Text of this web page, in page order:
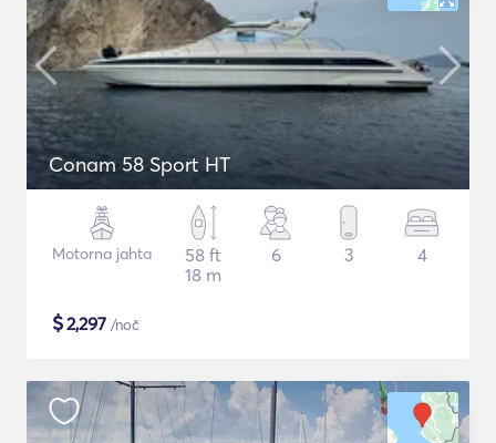
Conam 58 Sport HT
Motorna jahta
58 ft
18 m
6 3 4
$2,297 /noč